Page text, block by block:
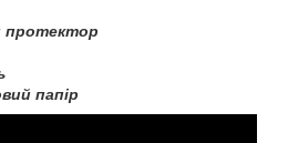
протектор
папір